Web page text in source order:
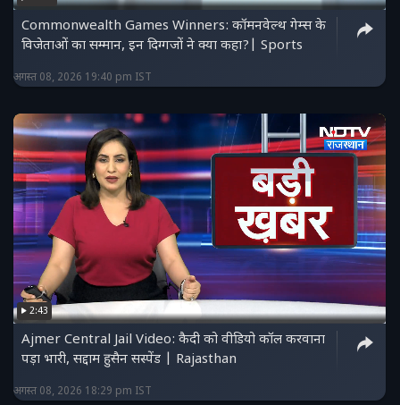
Commonwealth Games Winners: कॉमनवेल्थ गेम्स के
विजेताओं का सम्मान, इन दिग्गजों ने क्या कहा?| Sports
अगस्त 08, 2026 19:40 pm IST
2:43
Ajmer Central Jail Video: कैदी को वीडियो कॉल करवाना
पड़ा भारी, सद्दाम हुसैन सस्पेंड | Rajasthan
अगस्त 08, 2026 18:29 pm IST